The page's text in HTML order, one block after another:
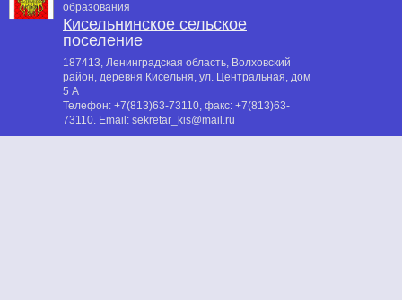
образования
Кисельнинское сельское
поселение
187413, Ленинградская область, Волховский
район, деревня Кисельня, ул. Центральная, дом
5 А
Телефон: +7(813)63-73110, факс: +7(813)63-
73110. Email: sekretar_kis@mail.ru